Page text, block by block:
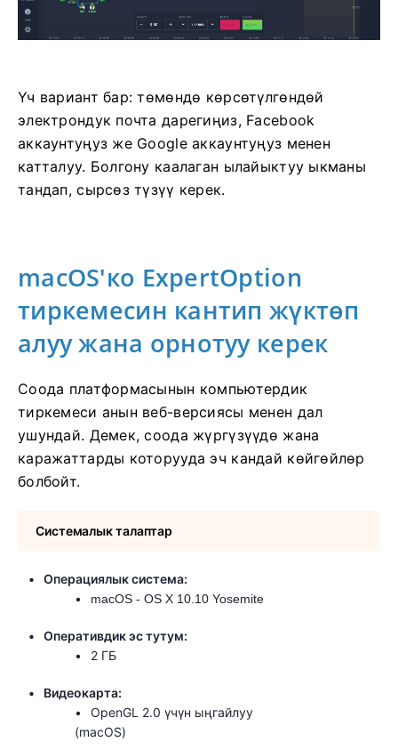
Үч вариант бар: төмөндө көрсөтүлгөндөй
электрондук почта дарегиңиз, Facebook
аккаунтуңуз же Google аккаунтуңуз менен
катталуу. Болгону каалаган ылайыктуу ыкманы
тандап, сырсөз түзүү керек.
macOS'ко ExpertOption
тиркемесин кантип жүктөп
алуу жана орнотуу керек
Соода платформасынын компьютердик
тиркемеси анын веб-версиясы менен дал
ушундай. Демек, соода жүргүзүүдө жана
каражаттарды которууда эч кандай көйгөйлөр
болбойт.
Системалык талаптар
Операциялык система:
macOS - OS X 10.10 Yosemite
Оперативдик эс тутум:
2 ГБ
Видеокарта:
OpenGL 2.0 үчүн ыңгайлуу
(macOS)